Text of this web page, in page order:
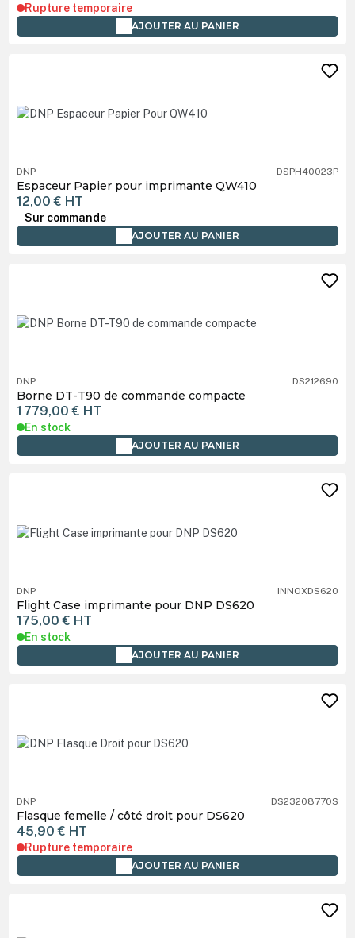
Rupture temporaire
AJOUTER AU PANIER
DNP DSPH40023P
Espaceur Papier pour imprimante QW410
12,00 € HT
Sur commande
AJOUTER AU PANIER
DNP DS212690
Borne DT-T90 de commande compacte
1 779,00 € HT
En stock
AJOUTER AU PANIER
DNP INNOXDS620
Flight Case imprimante pour DNP DS620
175,00 € HT
En stock
AJOUTER AU PANIER
DNP DS23208770S
Flasque femelle / côté droit pour DS620
45,90 € HT
Rupture temporaire
AJOUTER AU PANIER